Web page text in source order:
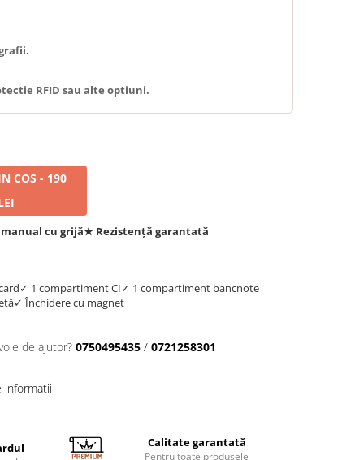
RFID sau alte optiuni.
COS - 190
cu grijă★ Rezistență garantată
✓ 1 compartiment CI✓ 1 compartiment bancnote
✓ Închidere cu magnet
de ajutor? 0750495435 / 0721258301
informatii
Calitate garantată
Pentru toate produsele